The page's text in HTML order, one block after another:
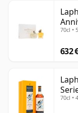
70cl •
632
70cl •